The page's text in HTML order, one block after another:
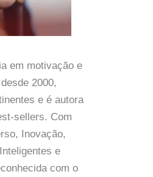
em motivação e
2000,
e é autora
sellers. Com
Inovação,
e
com o